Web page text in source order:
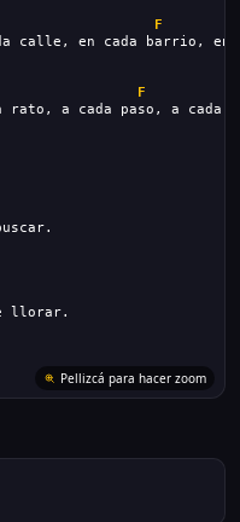
F
calle, en cada barrio, en
F
rato, a cada paso, a cada
llorar.
Pellizcá para hacer zoom